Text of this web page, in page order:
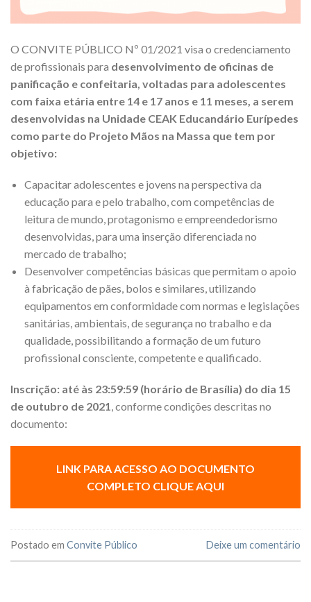
O CONVITE PÚBLICO Nº 01/2021 visa o credenciamento
de profissionais para desenvolvimento de oficinas de
panificação e confeitaria, voltadas para adolescentes
com faixa etária entre 14 e 17 anos e 11 meses, a serem
desenvolvidas na Unidade CEAK Educandário Eurípedes
como parte do Projeto Mãos na Massa que tem por
objetivo:
Capacitar adolescentes e jovens na perspectiva da
educação para e pelo trabalho, com competências de
leitura de mundo, protagonismo e empreendedorismo
desenvolvidas, para uma inserção diferenciada no
mercado de trabalho;
Desenvolver competências básicas que permitam o apoio
à fabricação de pães, bolos e similares, utilizando
equipamentos em conformidade com normas e legislações
sanitárias, ambientais, de segurança no trabalho e da
qualidade, possibilitando a formação de um futuro
profissional consciente, competente e qualificado.
Inscrição: até às 23:59:59 (horário de Brasília) do dia 15
de outubro de 2021 , conforme condições descritas no
documento:
LINK PARA ACESSO AO DOCUMENTO
COMPLETO CLIQUE AQUI
Postado em Convite Público Deixe um comentário